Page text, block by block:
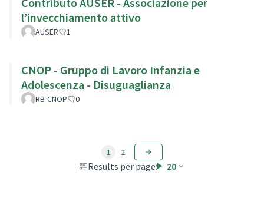
l’invecchiamento attivo
AUSER 1
CNOP - Gruppo di Lavoro Infanzia e
Adolescenza - Disuguaglianza
RB-CNOP 0
Results per page: 20
1 2